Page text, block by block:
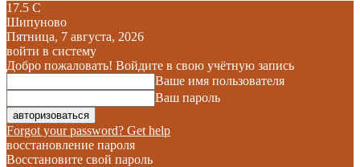
17.5 C
Шипуново
Пятница, 7 августа, 2026
войти в систему
Добро пожаловать! Войдите в свою учётную запись
Ваше имя пользователя
Ваш пароль
Forgot your password? Get help
восстановление пароля
Восстановите свой пароль